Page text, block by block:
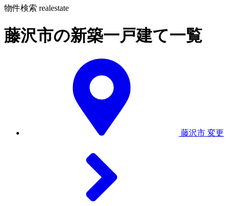
物件検索 realestate
藤沢市の新築一戸建て一覧
藤沢市 変更